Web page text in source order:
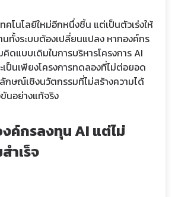
คโนโลยีใหม่อีกหนึ่งชิ้น แต่เป็นตัวเร่งให้
นทั้งระบบต้องเปลี่ยนแปลง หากองค์กร
ดแบบเดิมในการบริหารโครงการ AI
ป็นเพียงโครงการทดลองที่ไม่ต่อยอด
กษณ์เชิงนวัตกรรมที่ไม่สร้างความได้
นอย่างแท้จริง
ค์กรลงทุน AI แต่ไม่
ำเร็จ